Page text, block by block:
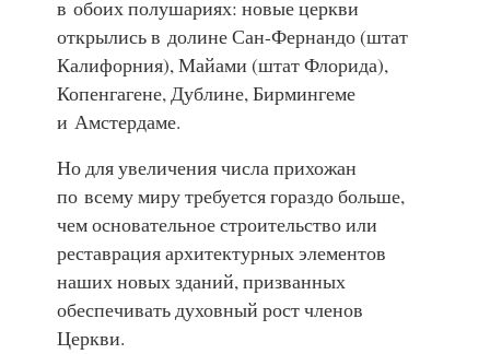
в обоих полушариях: новые церкви
открылись в долинеСан-Фернандо(штат
Калифорния), Майами (штат Флорида),
Копенгагене, Дублине, Бирмингеме
и Амстердаме.
Но для увеличения числа прихожан
по всему миру требуется гораздо больше,
чем основательное строительство или
реставрация архитектурных элементов
наших новых зданий, призванных
обеспечивать духовный рост членов
Церкви.